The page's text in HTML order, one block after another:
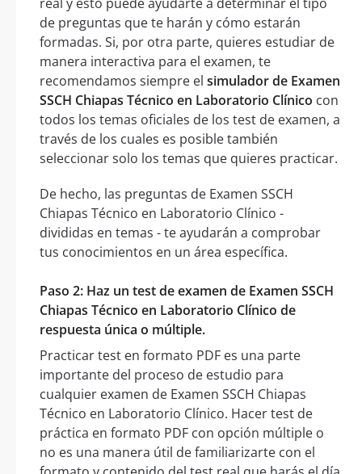
de preguntas que te harán y cómo estarán
formadas. Si, por otra parte, quieres estudiar de
manera interactiva para el examen, te
recomendamos siempre el simulador de Examen
SSCH Chiapas Técnico en Laboratorio Clínico con
todos los temas oficiales de los test de examen, a
través de los cuales es posible también
seleccionar solo los temas que quieres practicar.
De hecho, las preguntas de Examen SSCH
Chiapas Técnico en Laboratorio Clínico -
divididas en temas - te ayudarán a comprobar
tus conocimientos en un área específica.
Paso 2: Haz un test de examen de Examen SSCH
Chiapas Técnico en Laboratorio Clínico de
respuesta única o múltiple.
Practicar test en formato PDF es una parte
importante del proceso de estudio para
cualquier examen de Examen SSCH Chiapas
Técnico en Laboratorio Clínico. Hacer test de
práctica en formato PDF con opción múltiple o
no es una manera útil de familiarizarte con el